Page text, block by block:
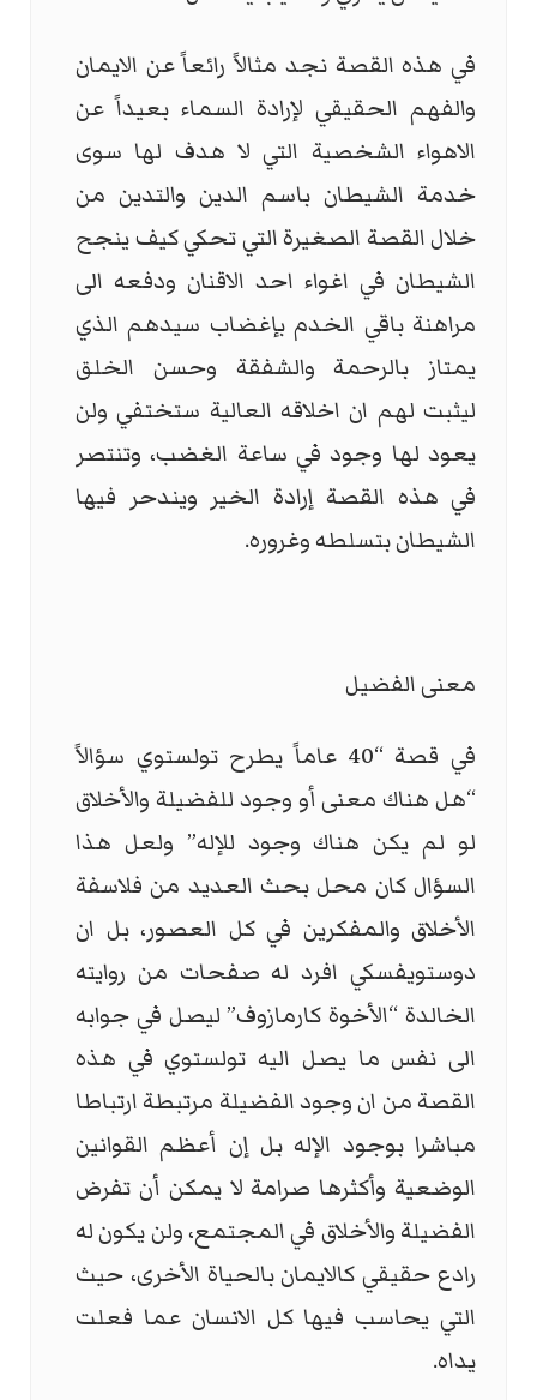
في هذه القصة نجد مثالاً رائعاً عن الايمان
والفهم الحقيقي لإرادة السماء بعيداً عن
الاهواء الشخصية التي لا هدف لها سوى
خدمة الشيطان باسم الدين والتدين من
خلال القصة الصغيرة التي تحكي كيف ينجح
الشيطان في اغواء احد الاقنان ودفعه الى
مراهنة باقي الخدم بإغضاب سيدهم الذي
يمتاز بالرحمة والشفقة وحسن الخلق
ليثبت لهم ان اخلاقه العالية ستختفي ولن
يعود لها وجود في ساعة الغضب، وتنتصر
في هذه القصة إرادة الخير ويندحر فيها
الشيطان بتسلطه وغروره.
معنى الفضيل
‏في قصة “40 عاماً يطرح تولستوي سؤالاً
“هل هناك معنى أو وجود للفضيلة والأخلاق
لو لم يكن هناك وجود للإله” ولعل هذا
السؤال كان محل بحث العديد من فلاسفة
الأخلاق والمفكرين في كل العصور، بل ان
دوستويفسكي افرد له صفحات من روايته
الخالدة “الأخوة كارمازوف” ليصل في جوابه
الى نفس ما يصل اليه تولستوي في هذه
القصة من ان وجود الفضيلة مرتبطة ارتباطا
مباشرا بوجود الإله بل إن أعظم القوانين
الوضعية وأكثرها صرامة لا يمكن أن تفرض
الفضيلة والأخلاق في المجتمع، ولن يكون له
رادع حقيقي كالايمان بالحياة الأخرى، حيث
التي يحاسب‏ فيها كل الانسان عما فعلت
يداه.